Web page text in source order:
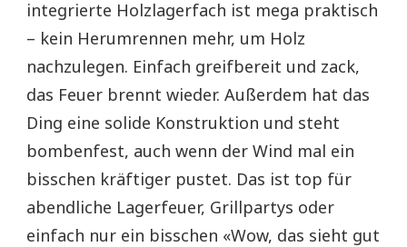
integrierte Holzlagerfach ist mega praktisch
– kein Herumrennen mehr, um Holz
nachzulegen. Einfach greifbereit und zack,
das Feuer brennt wieder. Außerdem hat das
Ding eine solide Konstruktion und steht
bombenfest, auch wenn der Wind mal ein
bisschen kräftiger pustet. Das ist top für
abendliche Lagerfeuer, Grillpartys oder
einfach nur ein bisschen «Wow, das sieht gut